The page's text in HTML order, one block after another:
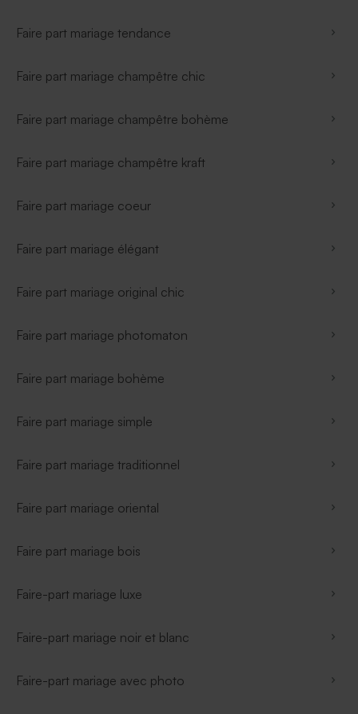
Faire part mariage tendance
Faire part mariage champêtre chic
Faire part mariage champêtre bohème
Faire part mariage champêtre kraft
Faire part mariage coeur
Faire part mariage élégant
Faire part mariage original chic
Faire part mariage photomaton
Faire part mariage bohème
Faire part mariage simple
Faire part mariage traditionnel
Faire part mariage oriental
Faire part mariage bois
Faire-part mariage luxe
Faire-part mariage noir et blanc
Faire-part mariage avec photo